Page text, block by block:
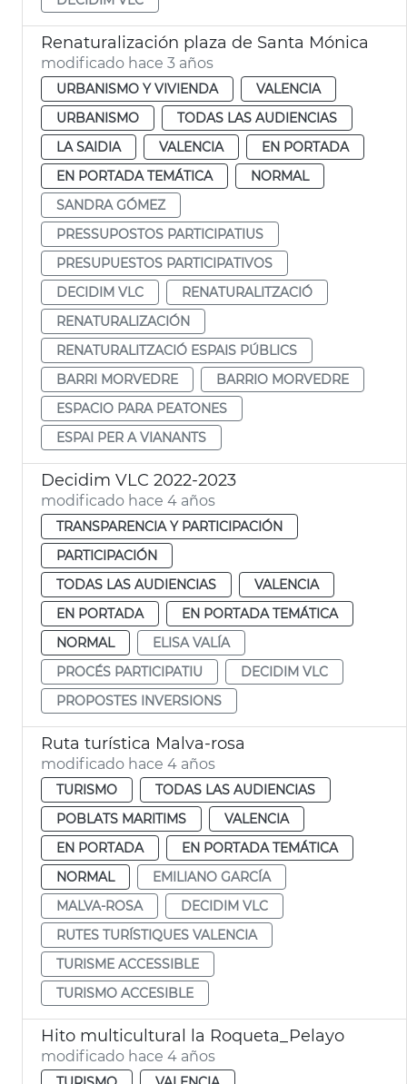
Renaturalización plaza de Santa Mónica
modificado hace 3 años
URBANISMO Y VIVIENDA
VALENCIA
URBANISMO
TODAS LAS AUDIENCIAS
LA SAIDIA
VALENCIA
EN PORTADA
EN PORTADA TEMÁTICA
NORMAL
SANDRA GÓMEZ
PRESSUPOSTOS PARTICIPATIUS
PRESUPUESTOS PARTICIPATIVOS
DECIDIM VLC
RENATURALITZACIÓ
RENATURALIZACIÓN
RENATURALITZACIÓ ESPAIS PÚBLICS
BARRI MORVEDRE
BARRIO MORVEDRE
ESPACIO PARA PEATONES
ESPAI PER A VIANANTS
Decidim VLC 2022-2023
modificado hace 4 años
TRANSPARENCIA Y PARTICIPACIÓN
PARTICIPACIÓN
TODAS LAS AUDIENCIAS
VALENCIA
EN PORTADA
EN PORTADA TEMÁTICA
NORMAL
ELISA VALÍA
PROCÉS PARTICIPATIU
DECIDIM VLC
PROPOSTES INVERSIONS
Ruta turística Malva-rosa
modificado hace 4 años
TURISMO
TODAS LAS AUDIENCIAS
POBLATS MARITIMS
VALENCIA
EN PORTADA
EN PORTADA TEMÁTICA
NORMAL
EMILIANO GARCÍA
MALVA-ROSA
DECIDIM VLC
RUTES TURÍSTIQUES VALENCIA
TURISME ACCESSIBLE
TURISMO ACCESIBLE
Hito multicultural la Roqueta_Pelayo
modificado hace 4 años